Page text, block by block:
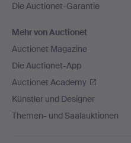
Die Auctionet-Garantie
Mehr von Auctionet
Auctionet Magazine
Die Auctionet-App
Auctionet Academy
Künstler und Designer
Themen- und Saalauktionen